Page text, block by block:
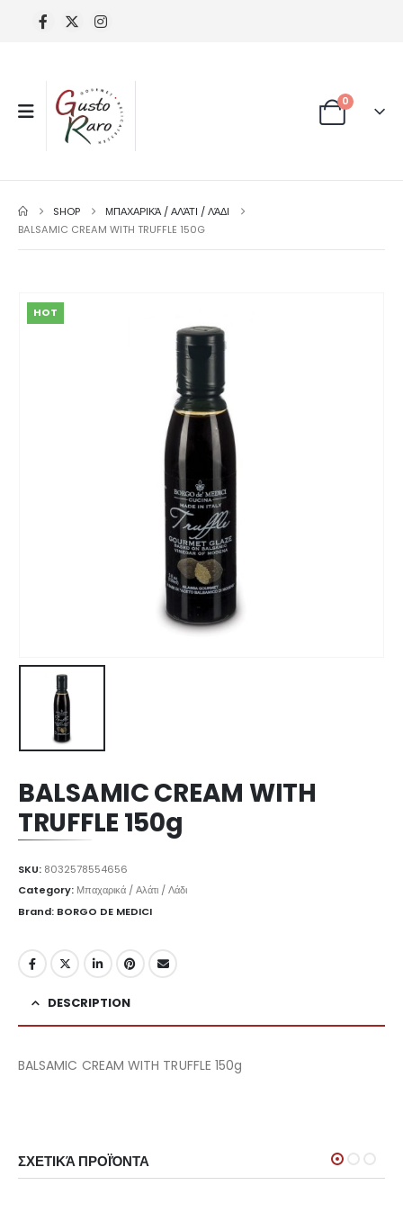
0
SHOP
ΜΠΑΧΑΡΙΚΆ / ΑΛΆΤΙ / ΛΆΔΙ
BALSAMIC CREAM WITH TRUFFLE 150G
HOT
BALSAMIC CREAM WITH
TRUFFLE 150g
SKU: 8032578554656
Category: Μπαχαρικά / Αλάτι / Λάδι
Brand: BORGO DE MEDICI
DESCRIPTION
BALSAMIC CREAM WITH TRUFFLE 150g
ΣΧΕΤΙΚΆ ΠΡΟΪΌΝΤΑ